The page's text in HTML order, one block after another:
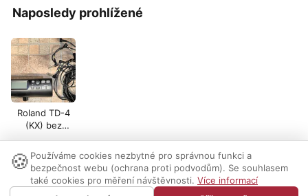
Naposledy prohlížené
Roland TD-4
(KX) bez
kabelu
Nastavení cookies | Vzhled:světlý tmavý | Kontakt
© 1999-2026 AUDIO PARTNER s.r.o.
🍪 Používáme cookies nezbytné pro správnou funkci a
bezpečnost webu (ochrana proti podvodům). Se souhlasem
také cookies pro měření návštěvnosti. Více informací